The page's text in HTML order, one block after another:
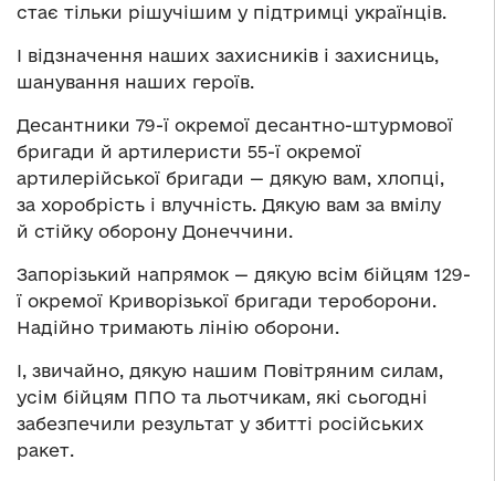
стає тільки рішучішим у підтримці українців.
І відзначення наших захисників і захисниць,
шанування наших героїв.
Десантники 79-ї окремої десантно-штурмової
бригади й артилеристи 55-ї окремої
артилерійської бригади — дякую вам, хлопці,
за хоробрість і влучність. Дякую вам за вмілу
й стійку оборону Донеччини.
Запорізький напрямок — дякую всім бійцям 129-
ї окремої Криворізької бригади тероборони.
Надійно тримають лінію оборони.
І, звичайно, дякую нашим Повітряним силам,
усім бійцям ППО та льотчикам, які сьогодні
забезпечили результат у збитті російських
ракет.